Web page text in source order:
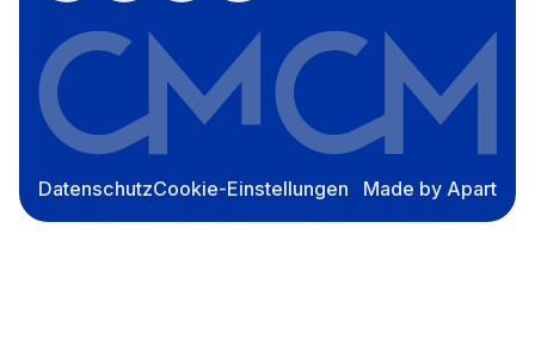
DatenschutzCookie-Einstellungen Made by Apart